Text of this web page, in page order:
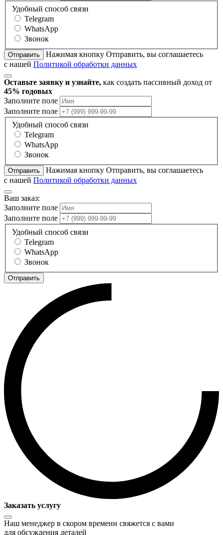
Удобный способ связи
Telegram
WhatsApp
Звонок
Отправить
Нажимая кнопку Отправить, вы соглашаетесь
с нашей Политикой обработки данных
Оставьте заявку и узнайте, как создать пассивный доход от
45% годовых
Заполните поле
Заполните поле
Удобный способ связи
Telegram
WhatsApp
Звонок
Отправить
Нажимая кнопку Отправить, вы соглашаетесь
с нашей Политикой обработки данных
Ваш заказ:
Заполните поле
Заполните поле
Удобный способ связи
Telegram
WhatsApp
Звонок
Отправить
Заказать услугу
Наш менеджер в скором времени свяжется с вами
для обсуждения деталей